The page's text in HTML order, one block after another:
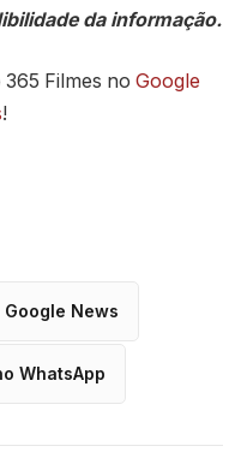
da informação.
Filmes no Google
!
News
WhatsApp